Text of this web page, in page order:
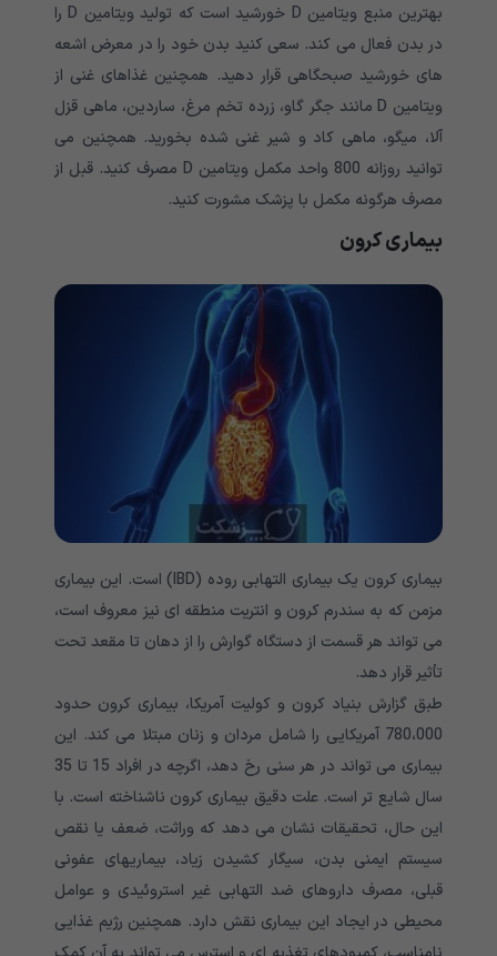
بهترین منبع ویتامین D خورشید است که تولید ویتامین D را
در بدن فعال می کند. سعی کنید بدن خود را در معرض اشعه
های خورشید صبحگاهی قرار دهید. همچنین غذاهای غنی از
ویتامین D مانند جگر گاو، زرده تخم مرغ، ساردین، ماهی قزل
آلا، میگو، ماهی کاد و شیر غنی شده بخورید. همچنین می
توانید روزانه 800 واحد مکمل ویتامین D مصرف کنید. قبل از
مصرف هرگونه مکمل با پزشک مشورت کنید.
بیماری کرون
بیماری کرون یک بیماری التهابی روده (IBD) است. این بیماری
مزمن که به سندرم کرون و انتریت منطقه ای نیز معروف است،
می تواند هر قسمت از دستگاه گوارش را از دهان تا مقعد تحت
تأثیر قرار دهد.
طبق گزارش بنیاد کرون و کولیت آمریکا، بیماری کرون حدود
780،000 آمریکایی را شامل مردان و زنان مبتلا می کند. این
بیماری می تواند در هر سنی رخ دهد، اگرچه در افراد 15 تا 35
سال شایع تر است. علت دقیق بیماری کرون ناشناخته است. با
این حال، تحقیقات نشان می دهد که وراثت، ضعف یا نقص
سیستم ایمنی بدن، سیگار کشیدن زیاد، بیماریهای عفونی
قبلی، مصرف داروهای ضد التهابی غیر استروئیدی و عوامل
محیطی در ایجاد این بیماری نقش دارد. همچنین رژیم غذایی